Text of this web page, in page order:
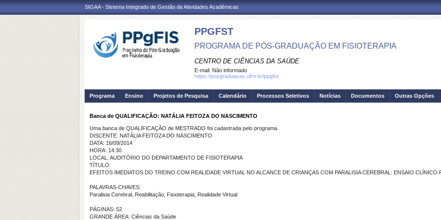
SIGAA - Sistema Integrado de Gestão de Atividades Acadêmicas
PPGFST
PROGRAMA DE PÓS-GRADUAÇÃO EM FISIOTERAPIA
CENTRO DE CIÊNCIAS DA SAÚDE
E-mail: Não informado
https://posgraduacao.ufrn.br/ppgfst
Programa Ensino Projetos de Pesquisa Calendário Processos Seletivos Notícias Documentos Outras Opções
Banca de QUALIFICAÇÃO: NATÁLIA FEITOZA DO NASCIMENTO
Uma banca de QUALIFICAÇÃO de MESTRADO foi cadastrada pelo programa.
DISCENTE: NATÁLIA FEITOZA DO NASCIMENTO
DATA: 16/09/2014
HORA: 14:30
LOCAL: AUDITÓRIO DO DEPARTAMENTO DE FISIOTERAPIA
TÍTULO:
EFEITOS IMEDIATOS DO TREINO COM REALIDADE VIRTUAL NO ALCANCE DE CRIANÇAS COM PARALISIA CEREBRAL: ENSAIO
PALAVRAS-CHAVES:
Paralisia Cerebral, Reabilitação, Fisioterapia, Realidade Virtual
PÁGINAS: 52
GRANDE ÁREA: Ciências da Saúde